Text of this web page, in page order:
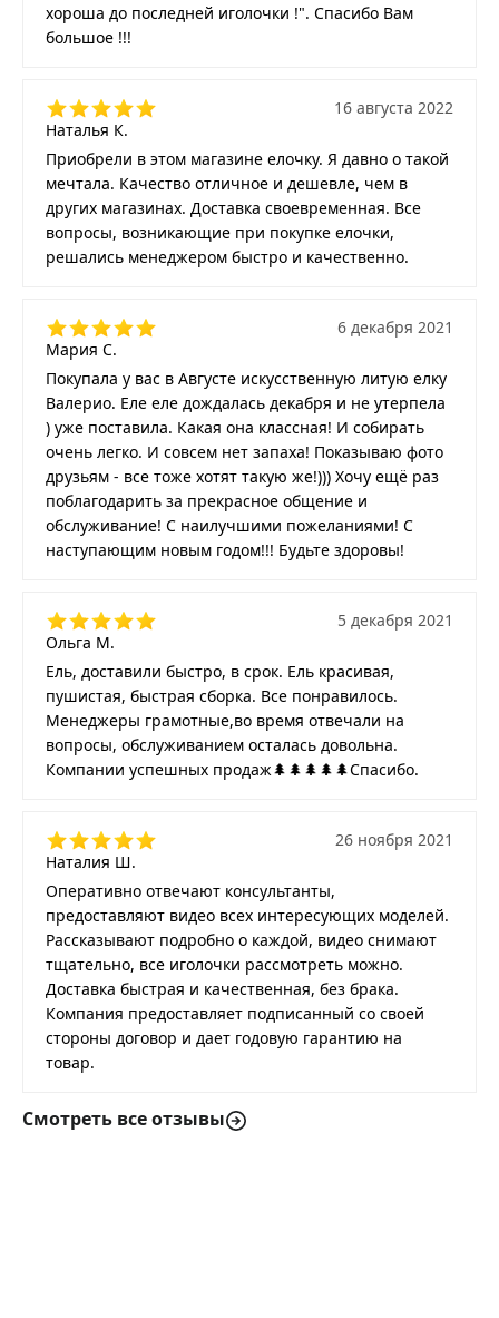
хороша до последней иголочки !". Спасибо Вам
большое !!!
Наталья К.
16 августа 2022
Приобрели в этом магазине елочку. Я давно о такой
мечтала. Качество отличное и дешевле, чем в
других магазинах. Доставка своевременная. Все
вопросы, возникающие при покупке елочки,
решались менеджером быстро и качественно.
Мария С.
6 декабря 2021
Покупала у вас в Августе искусственную литую елку
Валерио. Еле еле дождалась декабря и не утерпела
) уже поставила. Какая она классная! И собирать
очень легко. И совсем нет запаха! Показываю фото
друзьям - все тоже хотят такую же!))) Хочу ещё раз
поблагодарить за прекрасное общение и
обслуживание! С наилучшими пожеланиями! С
наступающим новым годом!!! Будьте здоровы!
Ольга М.
5 декабря 2021
Ель, доставили быстро, в срок. Ель красивая,
пушистая, быстрая сборка. Все понравилось.
Менеджеры грамотные,во время отвечали на
вопросы, обслуживанием осталась довольна.
Компании успешных продаж🌲🌲🌲🌲🌲Спасибо.
Наталия Ш.
26 ноября 2021
Оперативно отвечают консультанты,
предоставляют видео всех интересующих моделей.
Рассказывают подробно о каждой, видео снимают
тщательно, все иголочки рассмотреть можно.
Доставка быстрая и качественная, без брака.
Компания предоставляет подписанный со своей
стороны договор и дает годовую гарантию на
товар.
Смотреть все отзывы